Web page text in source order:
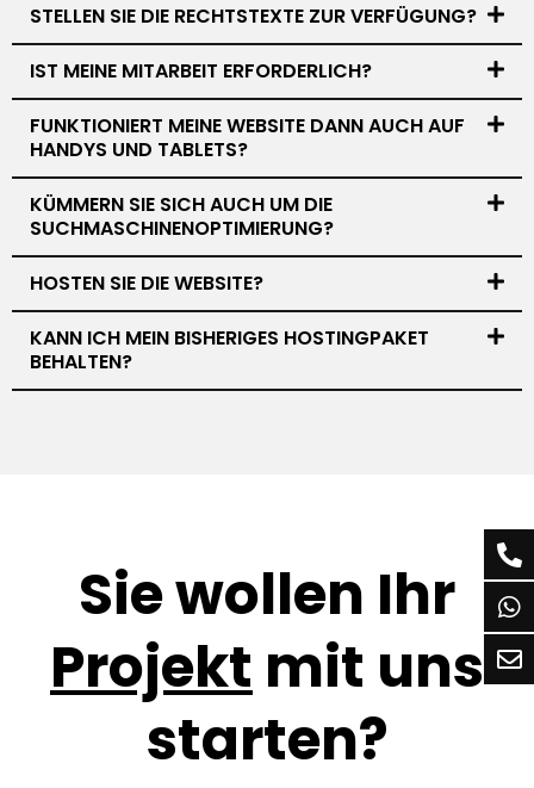
STELLEN SIE DIE RECHTSTEXTE ZUR VERFÜGUNG?
IST MEINE MITARBEIT ERFORDERLICH?
FUNKTIONIERT MEINE WEBSITE DANN AUCH AUF
HANDYS UND TABLETS?
KÜMMERN SIE SICH AUCH UM DIE
SUCHMASCHINENOPTIMIERUNG?
HOSTEN SIE DIE WEBSITE?
KANN ICH MEIN BISHERIGES HOSTINGPAKET
BEHALTEN?
Sie wollen Ihr
Projekt mit uns
starten?